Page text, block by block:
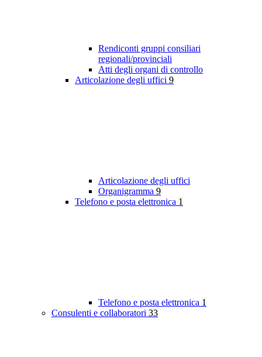
Rendiconti gruppi consiliari
regionali/provinciali
Atti degli organi di controllo
Articolazione degli uffici 9
Articolazione degli uffici
Organigramma 9
Telefono e posta elettronica 1
Telefono e posta elettronica 1
Consulenti e collaboratori 33